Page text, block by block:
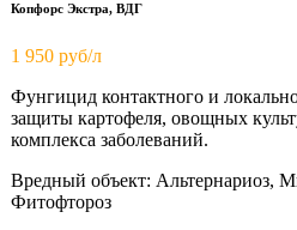
Копфорс Экстра, ВДГ
1 950 руб/л
Фунгицид контактного и
защиты картофеля, овощных
комплекса заболеваний.
Вредный объект: Альтернариоз,
Фитофтороз